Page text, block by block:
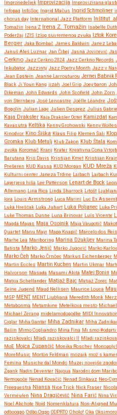
Impronedeljek Improvizacija Improvizirana
Infopaq InfoSoc Ingrid Mačus Ingrid Schmoliner
chorus day International Jazz Platform Inštitut
Tomažin Irena Z Irena Z. Tomažin Isabelle
Poderžaj IZIS Izlog suvremenog zvuka Iztok
Berger Jaka Bombač James Baldwin Janez
Januš Aleš Luznar Jan Čibej Jasna Jovićević
Cerkno Jazz Cerkno 2024 Jazz Cerkno Records
Inkubator Jazzinty Jazz Poetry Month Jazz v
Jean Epstein Jeanne Larrouturou Jernej Babnik
Black Ji Youn Kang jizah Joel Grip Joey baron
Dikeman John Edwards John Scofield John Zorn
von Sternberg José Lencastre Joëlle Léandre
Bogolin Julian Lage Julien Desprez Julius
Kaja Draksler Kaja Draksler Octet Kamizdat
Kavasutra Keltika Kenny Grohowski Kenny
Kinodvor Kino Šiška Klaus Filip Klemen Šali
Gromka Klub Metulj Klub Zakon Klub Štala
zvoka Koromač Kranj Krater Kreativna Cona
Barutana Kris Davis Kristijan Kmet Kristijan
Prešeren KUD Kussa KUD Morgan KUD Mreža
Kulturni center Janeza Trdine Laibach Laibach
Layerjeva hiša Lee Patterson Lenart de Bock
Allemano Lina Rica Linda Sharrock Litošt
lora Louis Armstrong Luca Marini Luc Ex
Luka Hreščak Luka Juhart Luka Poljanec Luka
Luke Thomas Dunne Luna Brinovar Luís Vicente
Magda Mayas Maja Osojnik Maja Vaupotič
Quartet Manu Mayr Mapa Knapič Marcelo dos Reis
Marhe Lea Mariboring Marina Džukljev Marina
Batista Marko Jenič Marko Jugović Marko
Marko Čeh Marko Črnčec Markus Eichenberger
Martin Eccles Martin Kuchen Martin Ukmar
Halvorson Masada Masami Akita Matej Bonin
Matija Schellander Matjaž Bajc Matjaž Zorec
Seine Jugend Maud Nellisen Maurice Louca
MSP MENT MENT Ljubljana Meredith Monk
Metabonma Metamkine Metelkova mesto
Michael Zerang midelamodogodke MIDI
Ciglar Miha Gantar Miha Zadnikar Miha
Bašin Mimo Cogliandro Mina Fina Mi smo
raziskovalci Mladi raziskovalci II Mladi
MoE Mojca Zupančič Monika Roscher Monopoly
MoreMusic Morton Feldman mozaik mož s
Femina Musiche dal Mondo Muzej novejše
Žgank Nadin Deventer Najoua Narodni dom
Nemogoče Nenad Kovačić Nenad Sinkauz Neo-
Freequestra Niansa Nice Trick Nick Fraser
Vermeulen Nina Dragičević Nina Farič Nina
Noel Akchote Noid Nomenklatura Non-Aligned
odbooqpo Odbo Oqpo ODPRTO Oholo! Oka